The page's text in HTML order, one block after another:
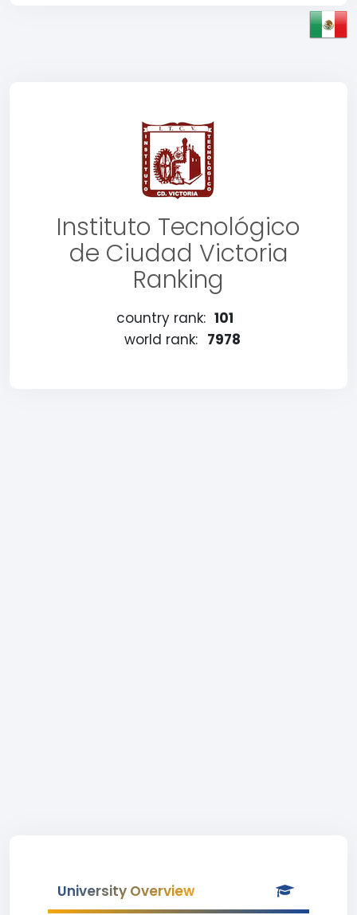
Instituto Tecnológico
de Ciudad Victoria
Ranking
country rank: 101
world rank: 7978
University Overview